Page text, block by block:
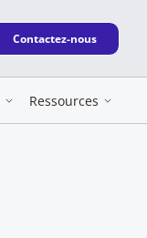
New window
Contactez-nous
Ressources